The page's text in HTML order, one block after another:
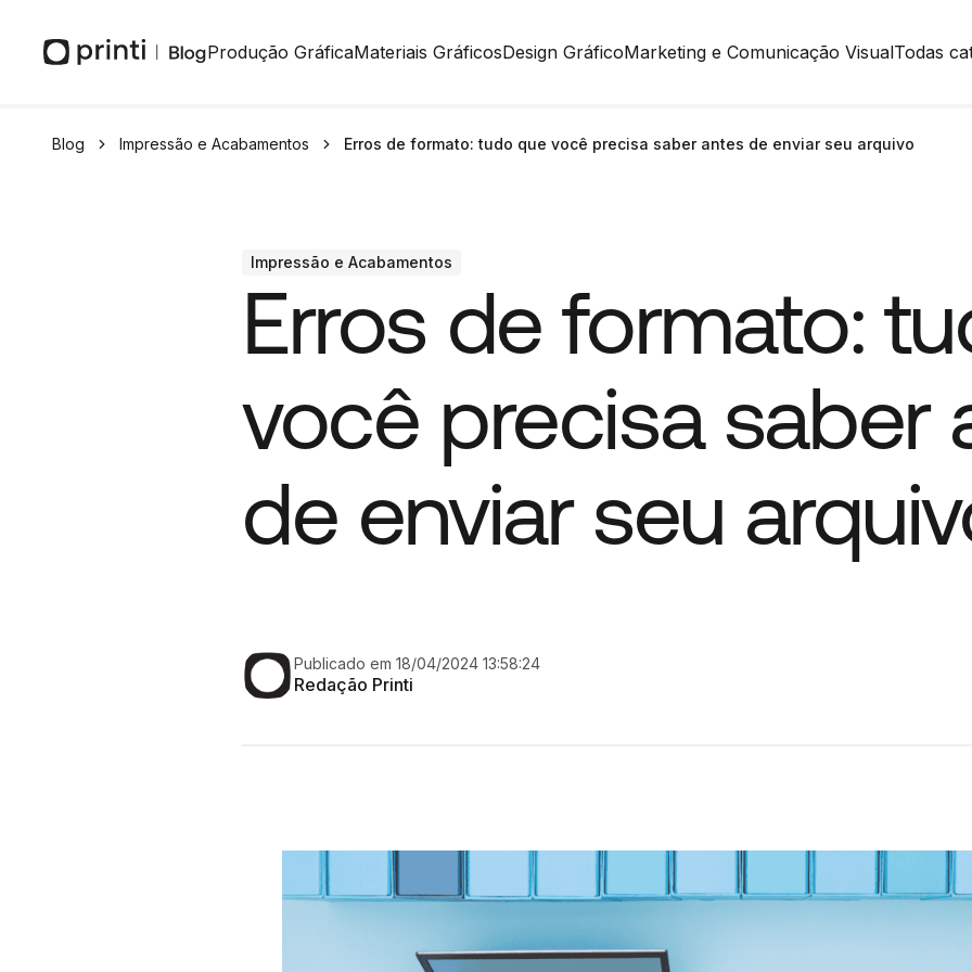
Produção GráficaMateriais GráficosDesign GráficoMarketing e Comunicação VisualTodas
Blog Impressão e Acabamentos Erros de formato: tudo que você precisa saber antes de enviar seu arquivo
Impressão e Acabamentos
Erros de formato:
você precisa saber
de enviar seu
Publicado em 18/04/2024 13:58:24
Redação Printi